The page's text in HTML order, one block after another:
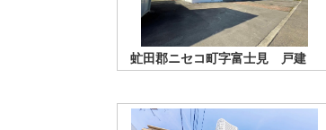
虻田郡ニセコ町字富士見 戸建